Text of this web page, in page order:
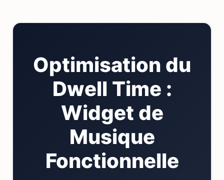
Optimisation du
Dwell Time :
Widget de
Musique
Fonctionnelle